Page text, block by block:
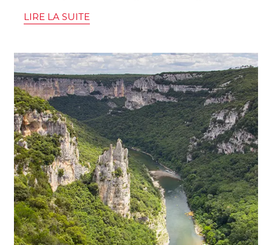
LIRE LA SUITE